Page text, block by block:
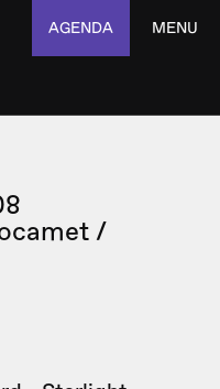
AGENDA MENU
/